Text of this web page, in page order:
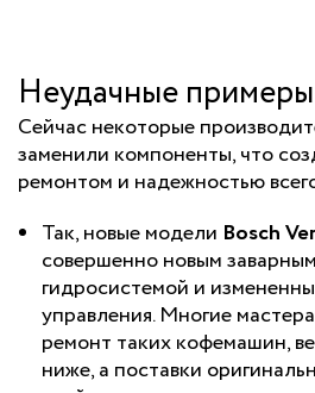
Неудачные примеры
Сейчас некоторые
заменили компоненты, что
ремонтом и надежностью
Так, новые модели Bosch
совершенно новым
гидросистемой и
управления. Многие
ремонт таких кофемашин,
ниже, а поставки